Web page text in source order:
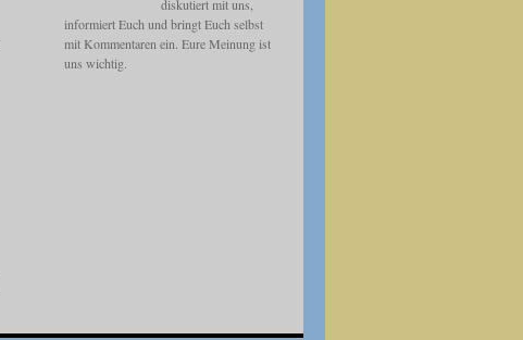
diskutiert mit uns,
informiert Euch und bringt Euch selbst
mit Kommentaren ein. Eure Meinung ist
uns wichtig.